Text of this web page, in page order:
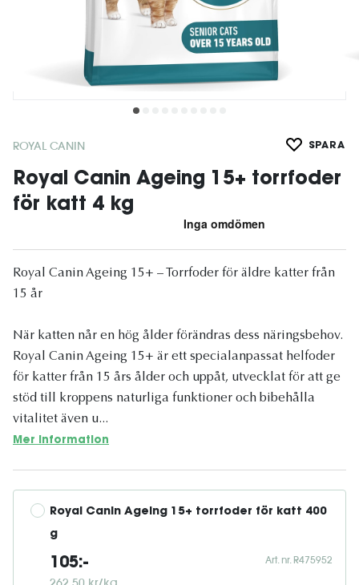
ROYAL CANIN SPARA
Royal Canin Ageing 15+ torrfoder
för katt 4 kg
Royal Canin Ageing 15+ – Torrfoder för äldre katter från
15 år
När katten når en hög ålder förändras dess näringsbehov.
Royal Canin Ageing 15+ är ett specialanpassat helfoder
för katter från 15 års ålder och uppåt, utvecklat för att ge
stöd till kroppens naturliga funktioner och bibehålla
vitalitet även u...
Mer information
Royal Canin Ageing 15+ torrfoder för katt 400
g
105:- Art. nr. R475952